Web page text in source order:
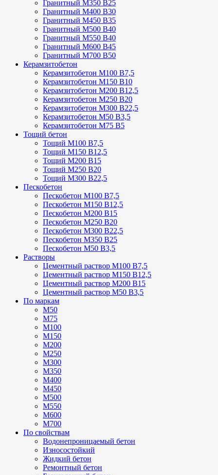
Гранитный М350 В25
Гранитный М400 В30
Гранитный М450 В35
Гранитный М500 В40
Гранитный М550 В40
Гранитный М600 В45
Гранитный М700 В50
Керамзитобетон
Керамзитобетон М100 В7,5
Керамзитобетон М150 В10
Керамзитобетон М200 В12,5
Керамзитобетон М250 В20
Керамзитобетон М300 В22,5
Керамзитобетон М50 В3,5
Керамзитобетон М75 В5
Тощий бетон
Тощий М100 В7,5
Тощий М150 В12,5
Тощий М200 В15
Тощий М250 В20
Тощий М300 В22,5
Пескобетон
Пескобетон М100 В7,5
Пескобетон М150 В12,5
Пескобетон М200 В15
Пескобетон М250 В20
Пескобетон М300 В22,5
Пескобетон М350 В25
Пескобетон М50 В3,5
Растворы
Цементный раствор М100 В7,5
Цементный раствор М150 В12,5
Цементный раствор М200 В15
Цементный раствор М50 В3,5
По маркам
М50
М75
М100
М150
М200
М250
М300
М350
М400
М450
М500
М550
М600
М700
По свойствам
Водонепроницаемый бетон
Износостойкий
Жидкий бетон
Ремонтный бетон